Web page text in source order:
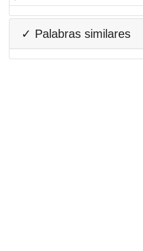
✓ Palabras similares